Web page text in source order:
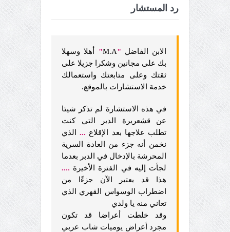
رد المستشار
الابن الفاضل "
M.A
"
أهلا وسهلا
بك على مجانين وشكرا جزيلا على
ثقتك وعلى متابعتك واستعمالك
خدمة الاستشارات بالموقع.
في هذه الاستشارة لم تذكر شيئا
عن قشعريرة الدبر التي كنت
تطلب علاجها بعد الإقلاع ...الذي
نخمن أنه جزء من العادة السرية
المحرشة بالإدخال في الدبر بعدما
لجأت إليه في الفترة الأخيرة ....
هذا قد يعتبر الآن جزءًا من
اضطراب الوسواس القهري الذي
تعاني منه يا ولدي
وقد خلطت أعراضا قد تكون
مجرد أعراض يوميات شاب عربي